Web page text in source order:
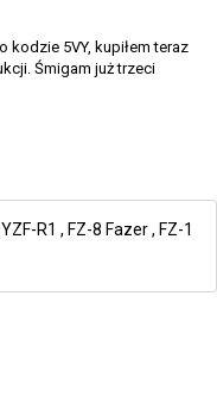
kodzie 5VY, kupiłem teraz
Śmigam już trzeci
YZF-R1 , FZ-8 Fazer, FZ-1